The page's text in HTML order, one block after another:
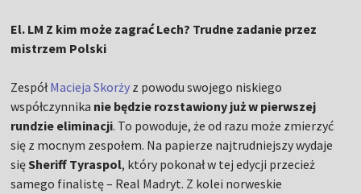
El. LM Z kim może zagrać Lech? Trudne zadanie przez
mistrzem Polski
ZespółMacieja Skorży z powodu swojego niskiego
współczynnika nie będzie rozstawiony już w pierwszej
rundzie eliminacji. To powoduje, że od razu może zmierzyć
się z mocnym zespołem. Na papierze najtrudniejszy wydaje
sięSheriff Tyraspol, który pokonał w tej edycji przecież
samego finalistę – Real Madryt. Z kolei norweskie